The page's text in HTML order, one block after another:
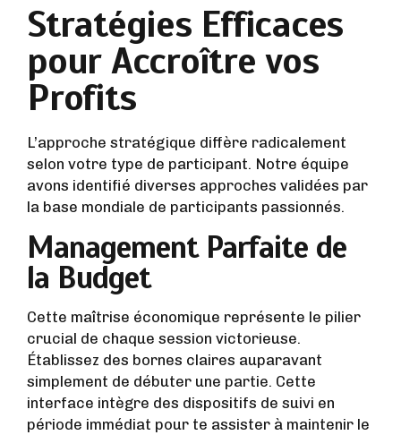
Stratégies Efficaces
pour Accroître vos
Profits
L’approche stratégique diffère radicalement
selon votre type de participant. Notre équipe
avons identifié diverses approches validées par
la base mondiale de participants passionnés.
Management Parfaite de
la Budget
Cette maîtrise économique représente le pilier
crucial de chaque session victorieuse.
Établissez des bornes claires auparavant
simplement de débuter une partie. Cette
interface intègre des dispositifs de suivi en
période immédiat pour te assister à maintenir le